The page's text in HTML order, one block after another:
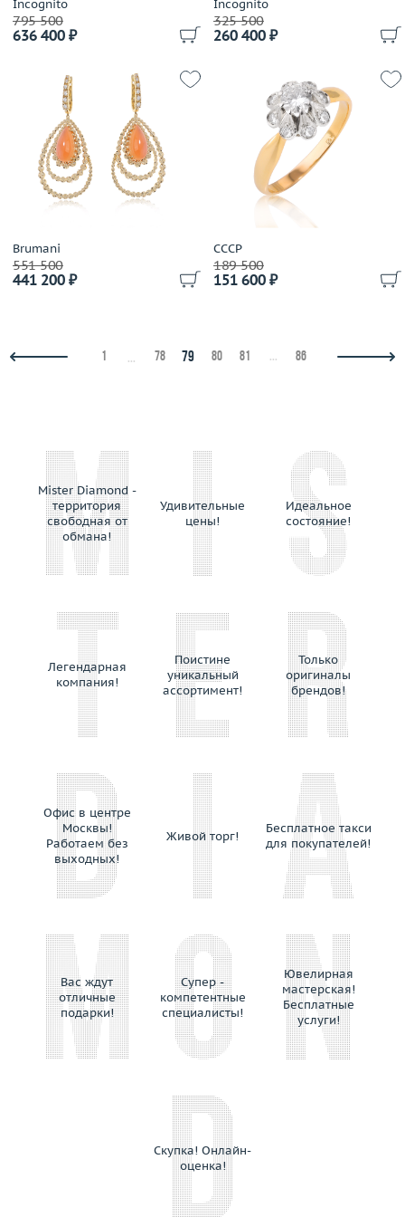
Mattioli
Mauboussin
Mercury
Messika
Mikimoto
MiMi
Mirco Visconti
Mizuki
Montblanc
Moraglione
Ofabiani
Ole Lynggaard
Omega
Orlandini
Oro Trend
Palmiero
Parure Atelier
Pasis Jewelery
Pasquale Bruni
Patek Philippe
Paula
Picchiotti
Piero Maccarini
Piero Milano
Pomellato
Pomi
Preziose Torino
Prologue
Raima
Rajola
Ranzani Fabio e Fuse' Maria Lucia
Incognito
795 500
636 400 ₽
Incognito
325 500
260 400 ₽
Brumani
551 500
441 200 ₽
СССР
189 500
151 600 ₽
1 ... 78 79 80 81 ... 86
Mister Diamond -
территория
свободная от
обмана!
Удивительные
цены!
Идеальное
состояние!
Легендарная
компания!
Поистине
уникальный
ассортимент!
Только
оригиналы
брендов!
Офис в центре
Москвы!
Работаем без
выходных!
Живой торг!
Бесплатное такси
для покупателей!
Вас ждут
отличные
подарки!
Супер -
компетентные
специалисты!
Ювелирная
мастерская!
Бесплатные
услуги!
Скупка! Онлайн-
оценка!